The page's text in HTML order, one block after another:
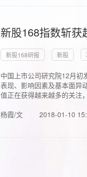
新股168指数斩
新股168研报 新股
中国上市公司研究院12月初
表现、影响因素及基本面异
值正在获得越来越多的关注
杨霞/文
2018-01-10